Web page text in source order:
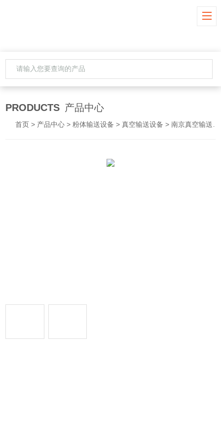
PRODUCTS 产品中心
首页 > 产品中心 >粉体输送设备 >真空输送设备 > 南京真空输送设备价格 输送机